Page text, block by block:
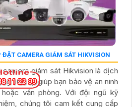
ĐẶT CAMERA GIÁM SÁT HIKVISION
giám sát Hikvision là dịch
tin cậy giúp bạn bảo vệ an ninh
văn phòng. Với đội ngũ kỹ
chúng tôi cam kết cung cấp